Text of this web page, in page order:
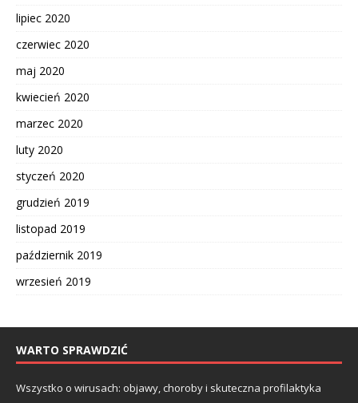
lipiec 2020
czerwiec 2020
maj 2020
kwiecień 2020
marzec 2020
luty 2020
styczeń 2020
grudzień 2019
listopad 2019
październik 2019
wrzesień 2019
WARTO SPRAWDZIĆ
Wszystko o wirusach: objawy, choroby i skuteczna profilaktyka